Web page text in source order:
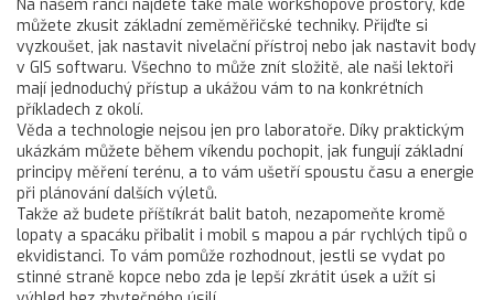
Na našem ranči najdete také malé workshopové prostory, kde
můžete zkusit základní zeměměřičské techniky. Přijďte si
vyzkoušet, jak nastavit nivelační přístroj nebo jak nastavit body
v GIS softwaru. Všechno to může znít složitě, ale naši lektoři
mají jednoduchý přístup a ukážou vám to na konkrétních
příkladech z okolí.
Věda a technologie nejsou jen pro laboratoře. Díky praktickým
ukázkám můžete během víkendu pochopit, jak fungují základní
principy měření terénu, a to vám ušetří spoustu času a energie
při plánování dalších výletů.
Takže až budete příštíkrát balit batoh, nezapomeňte kromě
lopaty a spacáku přibalit i mobil s mapou a pár rychlých tipů o
ekvidistanci. To vám pomůže rozhodnout, jestli se vydat po
stinné straně kopce nebo zda je lepší zkrátit úsek a užít si